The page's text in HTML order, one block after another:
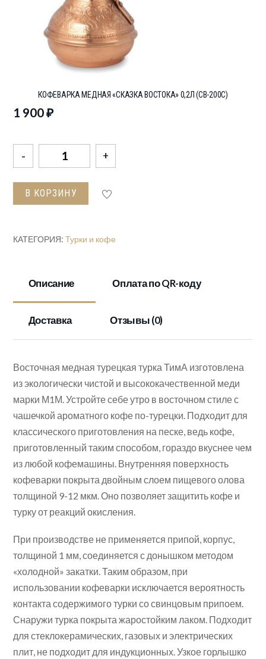
КОФЕВАРКА МЕДНАЯ «СКАЗКА ВОСТОКА» 0,2Л (СВ-200С)
1 900₽
Количество
товара
Кофеварка
медная
В КОРЗИНУ
КАТЕГОРИЯ:Турки и кофе
Описание Оплата по QR-коду
Доставка Отзывы (0)
Восточная медная турецкая турка ТимА изготовлена
из экологически чистой и высококачественной меди
марки М1М. Устройте себе утро в восточном стиле с
чашечкой ароматного кофе по-турецки. Подходит для
классического приготовления на песке, ведь кофе,
приготовленный таким способом, гораздо вкуснее чем
из любой кофемашины. Внутренняя поверхность
кофеварки покрыта двойным слоем пищевого олова
толщиной 9-12 мкм. Оно позволяет защитить кофе и
турку от реакций окисления.
При производстве не применяется припой, корпус,
толщиной 1 мм, соединяется с донышком методом
«холодной» закатки. Таким образом, при
использовании кофеварки исключается вероятность
контакта содержимого турки со свинцовым припоем.
Снаружи турка покрыта жаростойким лаком. Подходит
для стеклокерамических, газовых и электрических
плит, не подходит для индукционных. Узкое горлышко